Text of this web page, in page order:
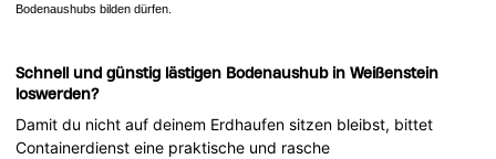
Bodenaushubs bilden dürfen.
Schnell und günstig lästigen Bodenaushub in Weißenstein
loswerden?
Damit du nicht auf deinem Erdhaufen sitzen bleibst, bittet
Containerdienst eine praktische und rasche